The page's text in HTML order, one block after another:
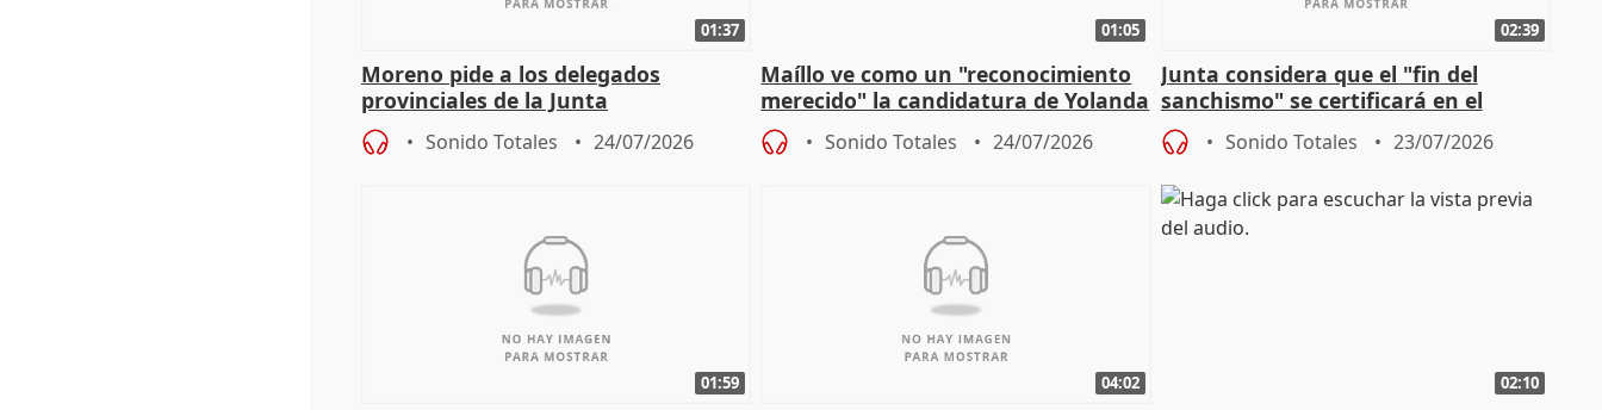
01:37
Moreno pide a los delegados
provinciales de la Junta
"determinación para afrontar los
retos", diálog
Sonido Totales 24/07/2026
01:05
Maíllo ve como un "reconocimiento
merecido" la candidatura de Yolanda
Díaz a la OIT
Sonido Totales 24/07/2026
02:39
Junta considera que el "fin del
sanchismo" se certificará en el
Congreso con la "caída" del techo de
Sonido Totales 23/07/2026
01:59 04:02 02:10